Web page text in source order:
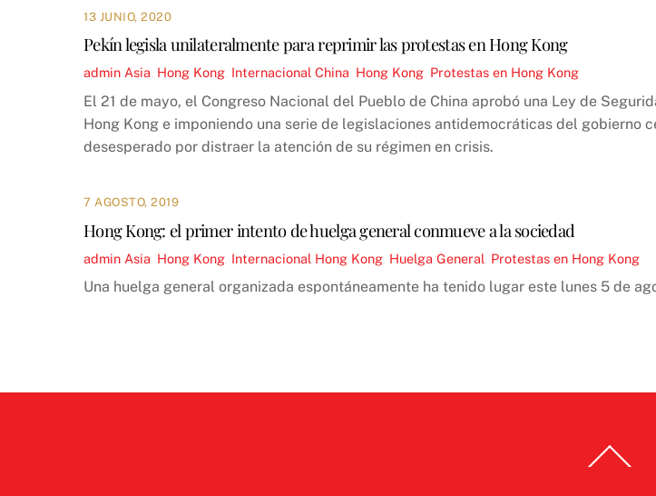
13 JUNIO, 2020
Pekín legisla unilateralmente para reprimir las protestas en Hong Kong
admin Asia Hong Kong Internacional China Hong Kong Protestas en Hong Kong
El 21 de mayo, el Congreso Nacional del Pueblo de China aprobó una Ley de
Hong Kong e imponiendo una serie de legislaciones antidemocráticas del gobierno
desesperado por distraer la atención de su régimen en crisis.
7 AGOSTO, 2019
Hong Kong: el primer intento de huelga general conmueve a la sociedad
admin Asia Hong Kong Internacional Hong Kong Huelga General Protestas en Hong Kong
Una huelga general organizada espontáneamente ha tenido lugar este lunes 5 de
To